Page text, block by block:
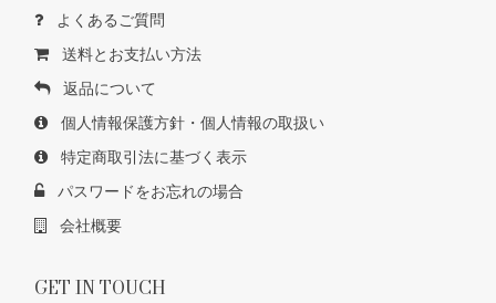
よくあるご質問
送料とお支払い方法
返品について
個人情報保護方針・個人情報の取扱い
特定商取引法に基づく表示
パスワードをお忘れの場合
会社概要
GET IN TOUCH